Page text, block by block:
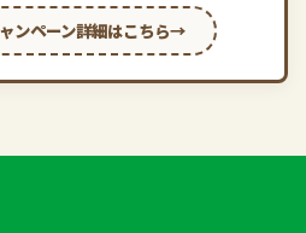
ンペーン詳細はこちら